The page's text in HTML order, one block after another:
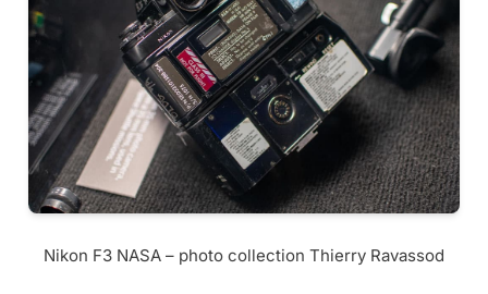
Nikon F3 NASA – photo collection Thierry Ravassod